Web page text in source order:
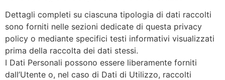
Dettagli completi su ciascuna tipologia di dati raccolti
sono forniti nelle sezioni dedicate di questa privacy
policy o mediante specifici testi informativi visualizzati
prima della raccolta dei dati stessi.
I Dati Personali possono essere liberamente forniti
dall’Utente o, nel caso di Dati di Utilizzo, raccolti